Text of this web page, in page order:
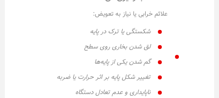
علائم خرابی یا نیاز به تعویض:
شکستگی یا ترک در پایه
لق شدن بخاری روی سطح
گم شدن یکی از پایه‌ها
تغییر شکل پایه بر اثر حرارت یا ضربه
ناپایداری و عدم تعادل دستگاه